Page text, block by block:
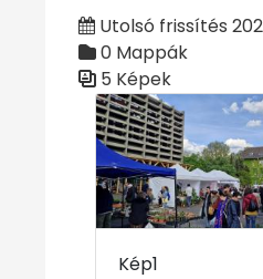
Utolsó frissítés
0 Mappák
5 Képek
Médiatár
Kép1